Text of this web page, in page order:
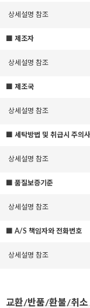
상세설명 참조
■ 제조자
상세설명 참조
■ 제조국
상세설명 참조
■ 세탁방법 및 취급시 주의
상세설명 참조
■ 품질보증기준
상세설명 참조
■ A/S 책임자와 전화번호
상세설명 참조
교환/반품/환불/취소